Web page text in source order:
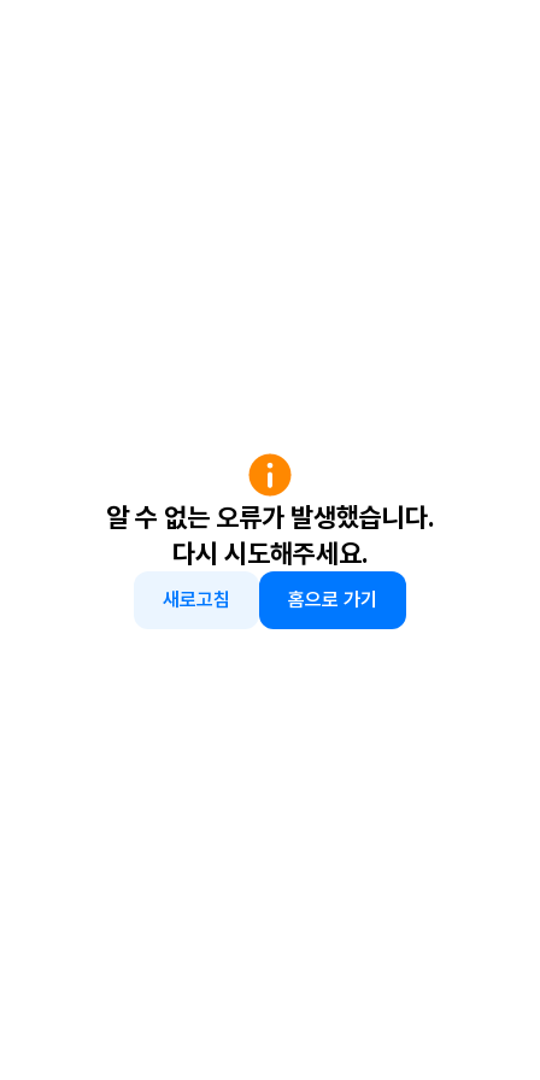
알 수 없는 오류가 발생했습니다.
다시 시도해주세요.
새로고침 홈으로 가기